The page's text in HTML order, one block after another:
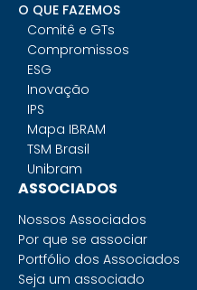
O QUE FAZEMOS
Comitê e GTs
Compromissos
ESG
Inovação
IPS
Mapa IBRAM
TSM Brasil
Unibram
ASSOCIADOS
Nossos Associados
Por que se associar
Portfólio dos Associados
Seja um associado